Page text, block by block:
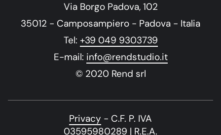
Via Borgo Padova, 102
35012 - Camposampiero - Padova - Italia
Tel: +39 049 9303739
E-mail: info@rendstudio.it
© 2020 Rend srl
Privacy - C.F. P. IVA
03595980289 | R.E.A.